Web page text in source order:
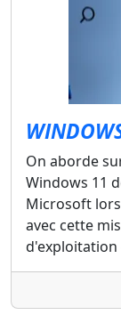
On aborde
Windows 11
Microsoft
avec cette
d'exploitation